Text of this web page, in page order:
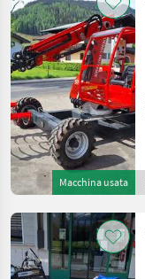
Macchina usata